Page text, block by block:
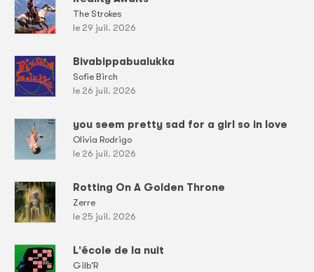
The Strokes
le 29 juil. 2026
Bivabippabualukka
Sofie Birch
le 26 juil. 2026
you seem pretty sad for a girl so in love
Olivia Rodrigo
le 26 juil. 2026
Rotting On A Golden Throne
Zerre
le 25 juil. 2026
L'école de la nuit
Gilb'R